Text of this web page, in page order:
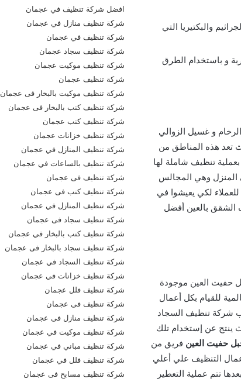
والبكتيريا التي
و باستخدام الطرق
و غسيل الزوالي
تعد هذه المناطق من
بعملية تنظيف شاملة لها
المنزل وهي المجالس
لكي يعيشوا في
الشقق بالعين أفضل
حفيت العين موجودة
للقيام بكل أعمال
شركة تنظيف السجاد
ينتج عن إستخدام تلك
حفيت العين فريق من
التنظيف علي أعلي
تتم عملية التعطير
افضل شركة تنظيف في عجمان
شركة تنظيف منازل في عجمان
شركة تنظيف في عجمان
شركة تنظيف سجاد عجمان
شركة تنظيف موكيت عجمان
شركة تنظيف عجمان
شركة تنظيف موكيت بالبخار فى عجمان
شركة تنظيف كنب بالبخار فى عجمان
شركة تنظيف كنب عجمان
شركة تنظيف خزانات عجمان
شركة تنظيف المنازل في عجمان
شركة تنظيف بالساعات في عجمان
شركة تنظيف فى عجمان
شركة تنظيف كنب فى عجمان
شركه تنظيف المنازل في عجمان
شركة تنظيف سجاد فى عجمان
شركة تنظيف كنب بالبخار في عجمان
شركة تنظيف سجاد بالبخار فى عجمان
شركة تنظيف السجاد في عجمان
شركة تنظيف خزانات في عجمان
شركة تنظيف فلل عجمان
شركة تنظيف فى عجمان
شركة تنظيف منازل فى عجمان
شركة تنظيف موكيت في عجمان
شركة تنظيف مباني في عجمان
شركة تنظيف فلل في عجمان
شركة تنظيف مسابح فى عجمان